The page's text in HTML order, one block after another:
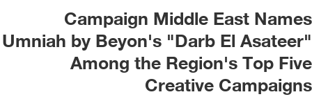
Campaign Middle East Names
Umniah by Beyon's "Darb El Asateer"
Among the Region's Top Five
Creative Campaigns